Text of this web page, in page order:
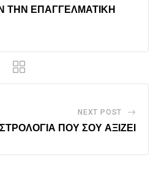
ΤΗΝ ΕΠΑΓΓΕΛΜΑΤΙΚΗ
NEXT POST
ΠΟΥ ΣΟΥ ΑΞΙΖΕΙ